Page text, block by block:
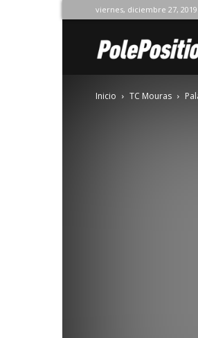
viernes, diciembre 27, 2019
Inicio TC Mouras